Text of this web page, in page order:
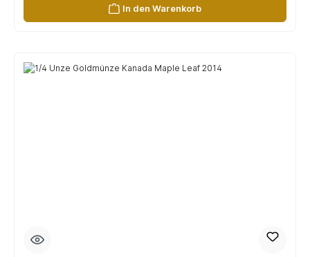
In den Warenkorb